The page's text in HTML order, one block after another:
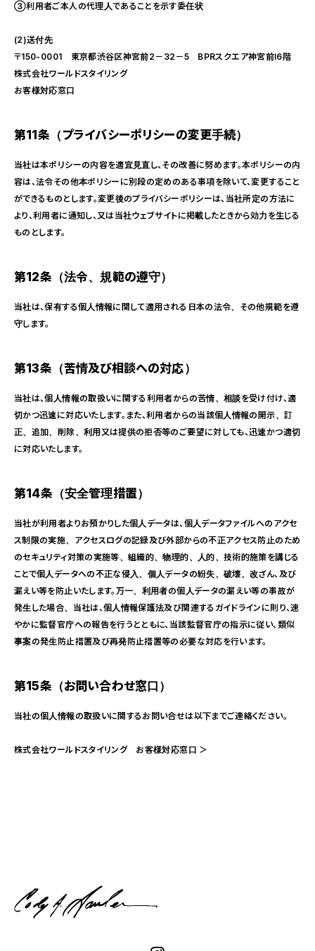
③利用者ご本人の代理人であることを示す委任状
(2)送付先
〒150-0001 東京都渋谷区神宮前2－32－5 BPRスクエア神宮前Ⅰ6階
株式会社ワールドスタイリング
お客様対応窓口
第11条（プライバシーポリシーの変更手続）
当社は本ポリシーの内容を適宜見直し、その改善に努めます。本ポリシーの内
容は、法令その他本ポリシーに別段の定めのある事項を除いて、変更すること
ができるものとします。変更後のプライバシーポリシーは、当社所定の方法に
より、利用者に通知し、又は当社ウェブサイトに掲載したときから効力を生じる
ものとします。
第12条（法令、規範の遵守）
当社は、保有する個人情報に関して適用される日本の法令、その他規範を遵
守します。
第13条（苦情及び相談への対応）
当社は、個人情報の取扱いに関する利用者からの苦情、相談を受け付け、適
切かつ迅速に対応いたします。また、利用者からの当該個人情報の開示、訂
正、追加、削除、利用又は提供の拒否等のご要望に対しても、迅速かつ適切
に対応いたします。
第14条（安全管理措置）
当社が利用者よりお預かりした個人データは、個人データファイルへのアクセ
ス制限の実施、アクセスログの記録及び外部からの不正アクセス防止のため
のセキュリティ対策の実施等、組織的、物理的、人的、技術的施策を講じる
ことで個人データへの不正な侵入、個人データの紛失、破壊、改ざん、及び
漏えい等を防止いたします。万一、利用者の個人データの漏えい等の事故が
発生した場合、当社は、個人情報保護法及び関連するガイドラインに則り、速
やかに監督官庁への報告を行うとともに、当該監督官庁の指示に従い、類似
事案の発生防止措置及び再発防止措置等の必要な対応を行います。
第15条（お問い合わせ窓口）
当社の個人情報の取扱いに関するお問い合せは以下までご連絡ください。
株式会社ワールドスタイリング お客様対応窓口 ＞